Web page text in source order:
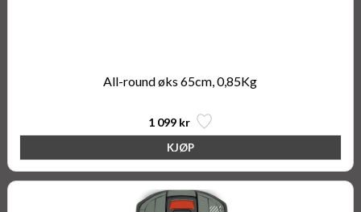
All-round øks 65cm, 0,85Kg
1 099 kr